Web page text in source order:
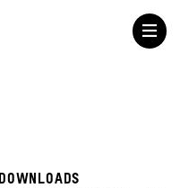
DOWNLOADS